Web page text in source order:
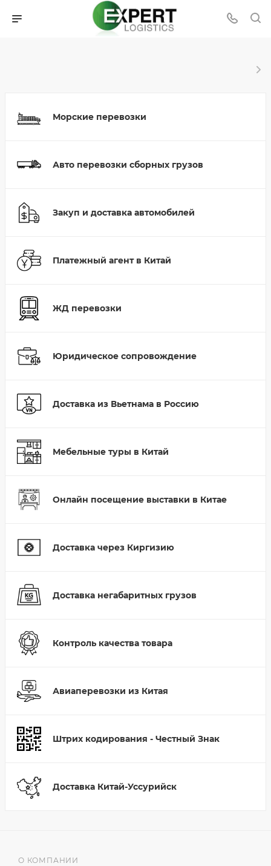
Морские перевозки
Авто перевозки сборных грузов
Закуп и доставка автомобилей
Платежный агент в Китай
ЖД перевозки
Юридическое сопровождение
Доставка из Вьетнама в Россию
Мебельные туры в Китай
Онлайн посещение выставки в Китае
Доставка через Киргизию
Доставка негабаритных грузов
Контроль качества товара
Авиаперевозки из Китая
Штрих кодирования - Честный Знак
Доставка Китай-Уссурийск
О КОМПАНИИ